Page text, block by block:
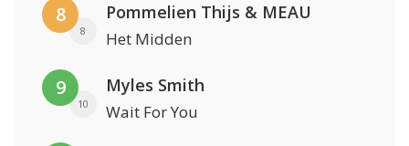
8
8
Pommelien Thijs & MEAU
Het Midden
9
10
Myles Smith
Wait For You